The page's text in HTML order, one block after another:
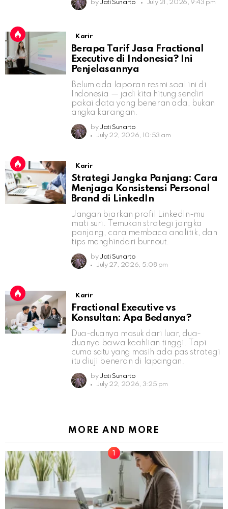
by Jati Sunarto July 21, 2026, 9:43 pm
Karir
Berapa Tarif Jasa Fractional
Executive di Indonesia? Ini
Penjelasannya
Belum ada laporan resmi soal ini di
Indonesia — jadi kita hitung sendiri
pakai data yang beneran ada, bukan
angka karangan.
by Jati Sunarto
July 22, 2026, 10:53 am
Karir
Strategi Jangka Panjang: Cara
Menjaga Konsistensi Personal
Brand di LinkedIn
Jangan biarkan profil LinkedIn-mu
mati suri. Temukan strategi jangka
panjang, cara membaca analitik, dan
tips menghindari burnout.
by Jati Sunarto
July 27, 2026, 5:08 pm
Karir
Fractional Executive vs
Konsultan: Apa Bedanya?
Dua-duanya masuk dari luar, dua-
duanya bawa keahlian tinggi. Tapi
cuma satu yang masih ada pas strategi
itu diuji beneran di lapangan.
by Jati Sunarto
July 22, 2026, 3:25 pm
MORE AND MORE